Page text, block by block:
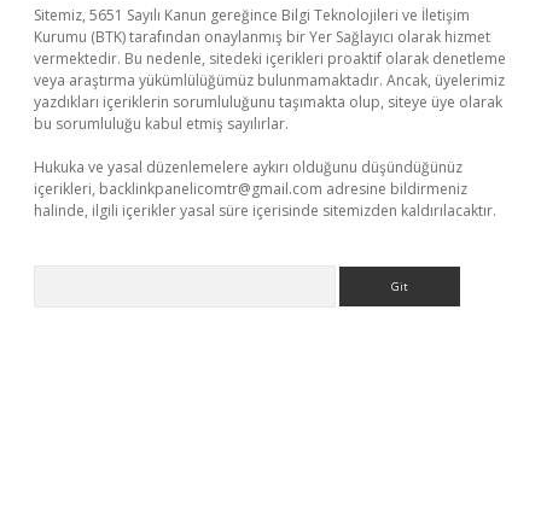
Sitemiz, 5651 Sayılı Kanun gereğince Bilgi Teknolojileri ve İletişim
Kurumu (BTK) tarafından onaylanmış bir Yer Sağlayıcı olarak hizmet
vermektedir. Bu nedenle, sitedeki içerikleri proaktif olarak denetleme
veya araştırma yükümlülüğümüz bulunmamaktadır. Ancak, üyelerimiz
yazdıkları içeriklerin sorumluluğunu taşımakta olup, siteye üye olarak
bu sorumluluğu kabul etmiş sayılırlar.
Hukuka ve yasal düzenlemelere aykırı olduğunu düşündüğünüz
içerikleri, backlinkpanelicomtr@gmail.com adresine bildirmeniz
halinde, ilgili içerikler yasal süre içerisinde sitemizden kaldırılacaktır.